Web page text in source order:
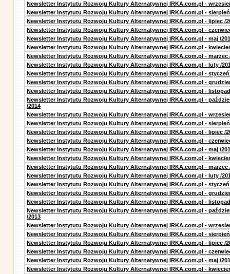
Newsletter Instytutu Rozwoju Kultury Alternatywnej IRKA.com.pl -
Newsletter Instytutu Rozwoju Kultury Alternatywnej IRKA.com.pl -
Newsletter Instytutu Rozwoju Kultury Alternatywnej IRKA.com.pl - lipiec /
Newsletter Instytutu Rozwoju Kultury Alternatywnej IRKA.com.pl -
Newsletter Instytutu Rozwoju Kultury Alternatywnej IRKA.com.pl - maj /
Newsletter Instytutu Rozwoju Kultury Alternatywnej IRKA.com.pl -
Newsletter Instytutu Rozwoju Kultury Alternatywnej IRKA.com.pl - marzec
Newsletter Instytutu Rozwoju Kultury Alternatywnej IRKA.com.pl - luty /
Newsletter Instytutu Rozwoju Kultury Alternatywnej IRKA.com.pl - styczeń
Newsletter Instytutu Rozwoju Kultury Alternatywnej IRKA.com.pl -
Newsletter Instytutu Rozwoju Kultury Alternatywnej IRKA.com.pl - listopad
Newsletter Instytutu Rozwoju Kultury Alternatywnej IRKA.com.pl -
/2014
Newsletter Instytutu Rozwoju Kultury Alternatywnej IRKA.com.pl -
Newsletter Instytutu Rozwoju Kultury Alternatywnej IRKA.com.pl - sierpień
Newsletter Instytutu Rozwoju Kultury Alternatywnej IRKA.com.pl - lipiec /
Newsletter Instytutu Rozwoju Kultury Alternatywnej IRKA.com.pl -
Newsletter Instytutu Rozwoju Kultury Alternatywnej IRKA.com.pl - maj /
Newsletter Instytutu Rozwoju Kultury Alternatywnej IRKA.com.pl -
Newsletter Instytutu Rozwoju Kultury Alternatywnej IRKA.com.pl - marzec
Newsletter Instytutu Rozwoju Kultury Alternatywnej IRKA.com.pl - luty /
Newsletter Instytutu Rozwoju Kultury Alternatywnej IRKA.com.pl - styczeń
Newsletter Instytutu Rozwoju Kultury Alternatywnej IRKA.com.pl -
Newsletter Instytutu Rozwoju Kultury Alternatywnej IRKA.com.pl - listopad
Newsletter Instytutu Rozwoju Kultury Alternatywnej IRKA.com.pl -
/2013
Newsletter Instytutu Rozwoju Kultury Alternatywnej IRKA.com.pl -
Newsletter Instytutu Rozwoju Kultury Alternatywnej IRKA.com.pl - sierpień
Newsletter Instytutu Rozwoju Kultury Alternatywnej IRKA.com.pl - lipiec /
Newsletter Instytutu Rozwoju Kultury Alternatywnej IRKA.com.pl -
Newsletter Instytutu Rozwoju Kultury Alternatywnej IRKA.com.pl - maj /
Newsletter Instytutu Rozwoju Kultury Alternatywnej IRKA.com.pl -